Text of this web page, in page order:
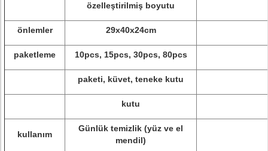
özelleştirilmiş boyutu
önlemler 29x40x24cm
paketleme 10pcs, 15pcs, 30pcs, 80pcs
paketi, küvet, teneke kutu
kutu
kullanım
Günlük temizlik (yüz ve el
mendil)